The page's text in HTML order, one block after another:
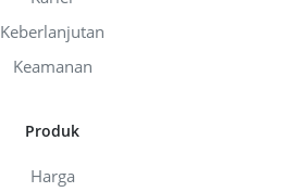
Keberlanjutan
Keamanan
Produk
Harga